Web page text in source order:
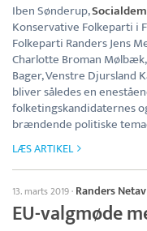
Iben Sønderup,
Konservative Folkeparti i
Folkeparti Randers Jens
Charlotte Broman
Bager, Venstre Djursland
bliver således en
folketingskandidaternes
brændende politiske
LÆS ARTIKEL
13. marts 2019· Randers
EU-valgmøde